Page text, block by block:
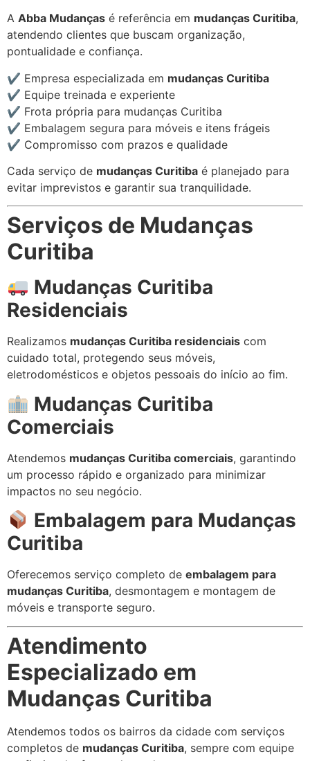
A Abba Mudanças é referência em mudanças Curitiba,
atendendo clientes que buscam organização,
pontualidade e confiança.
✔ Empresa especializada em mudanças Curitiba
✔ Equipe treinada e experiente
✔ Frota própria para mudanças Curitiba
✔ Embalagem segura para móveis e itens frágeis
✔ Compromisso com prazos e qualidade
Cada serviço de mudanças Curitiba é planejado para
evitar imprevistos e garantir sua tranquilidade.
Serviços de Mudanças
Curitiba
Mudanças Curitiba
Residenciais
Realizamos mudanças Curitiba residenciais com
cuidado total, protegendo seus móveis,
eletrodomésticos e objetos pessoais do início ao fim.
Mudanças Curitiba
Comerciais
Atendemos mudanças Curitiba comerciais, garantindo
um processo rápido e organizado para minimizar
impactos no seu negócio.
Embalagem para Mudanças
Curitiba
Oferecemos serviço completo de embalagem para
mudanças Curitiba, desmontagem e montagem de
móveis e transporte seguro.
Atendimento
Especializado em
Mudanças Curitiba
Atendemos todos os bairros da cidade com serviços
completos de mudanças Curitiba, sempre com equipe